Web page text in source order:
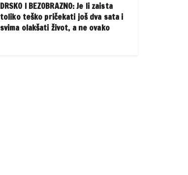
DRSKO I BEZOBRAZNO: Je li zaista
toliko teško pričekati još dva sata i
svima olakšati život, a ne ovako